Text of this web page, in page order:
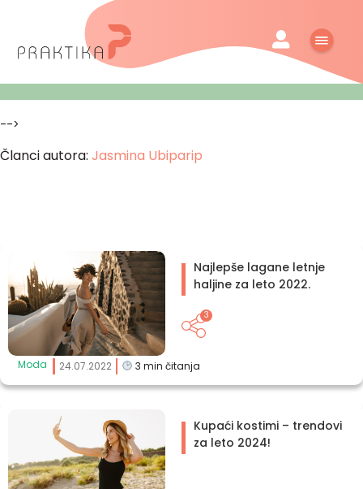
-->
Članci autora: Jasmina Ubiparip
Moda 24.07.2022 3 min čitanja
Najlepše lagane letnje
haljine za leto 2022.
3
Kupaći kostimi – trendovi
za leto 2024!